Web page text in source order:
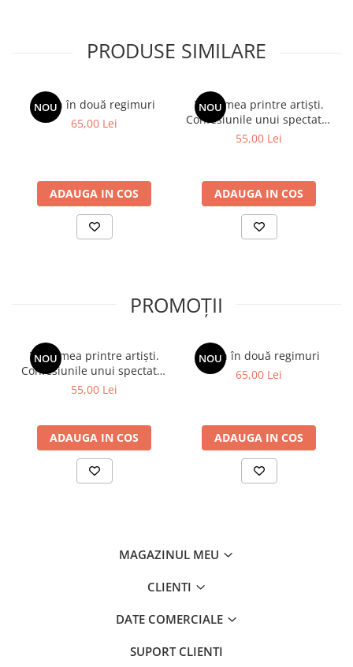
PRODUSE SIMILARE
NOU
Spion în două regimuri
65,00 Lei
ADAUGA IN COS
NOU
Viața mea printre artiști.
Confesiunile unui spectator
fidel
55,00 Lei
ADAUGA IN COS
PROMOȚII
NOU
Viața mea printre artiști.
Confesiunile unui spectator
fidel
55,00 Lei
ADAUGA IN COS
NOU
Spion în două regimuri
65,00 Lei
ADAUGA IN COS
MAGAZINUL MEU
CLIENTI
DATE COMERCIALE
SUPORT CLIENTI